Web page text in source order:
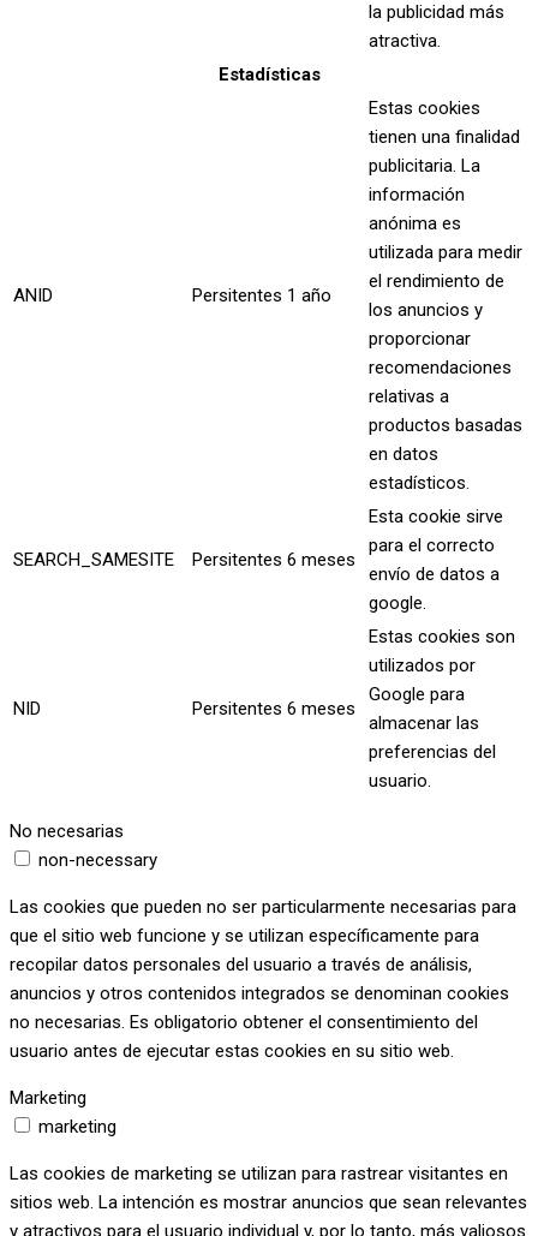
la publicidad más
atractiva.
Estadísticas
ANID Persitentes 1 año
Estas cookies
tienen una finalidad
publicitaria. La
información
anónima es
utilizada para medir
el rendimiento de
los anuncios y
proporcionar
recomendaciones
relativas a
productos basadas
en datos
estadísticos.
SEARCH_SAMESITE Persitentes 6 meses
Esta cookie sirve
para el correcto
envío de datos a
google.
NID Persitentes 6 meses
Estas cookies son
utilizados por
Google para
almacenar las
preferencias del
usuario.
No necesarias
non-necessary
Las cookies que pueden no ser particularmente necesarias para
que el sitio web funcione y se utilizan específicamente para
recopilar datos personales del usuario a través de análisis,
anuncios y otros contenidos integrados se denominan cookies
no necesarias. Es obligatorio obtener el consentimiento del
usuario antes de ejecutar estas cookies en su sitio web.
Marketing
marketing
Las cookies de marketing se utilizan para rastrear visitantes en
sitios web. La intención es mostrar anuncios que sean relevantes
y atractivos para el usuario individual y, por lo tanto, más valiosos